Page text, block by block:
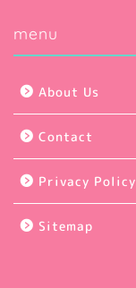
menu
About Us
Contact
Privacy Policy
Sitemap